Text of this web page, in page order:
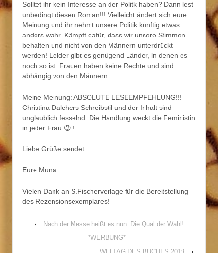
Solltet ihr kein Interesse an der Politk haben? Dann lest
unbedingt diesen Roman!!! Vielleicht ändert sich eure
Meinung und ihr nehmt unsere Politik künftig etwas
anders wahr. Kämpft dafür, dass wir unsere Stimmen
behalten und nicht von den Männern unterdrückt
werden! Leider gibt es genügend Länder, in denen es
noch so ist: Frauen haben keine Rechte und sind
abhängig von den Männern.
Meine Meinung: ABSOLUTE LESEEMPFEHLUNG!!!
Christina Dalchers Schreibstil und der Inhalt sind
unglaublich fesselnd. Die Handlung weckt die Feministin
in jeder Frau 😉 !
Liebe Grüße sendet
Eure Muna
Vielen Dank an S.Fischerverlage für die Bereitstellung
des Rezensionsexemplares!
‹
Nach der Messe heißt es nun: Die Qual der Wahl!
*WERBUNG*
WELTAG DES BUCHES 2019
›